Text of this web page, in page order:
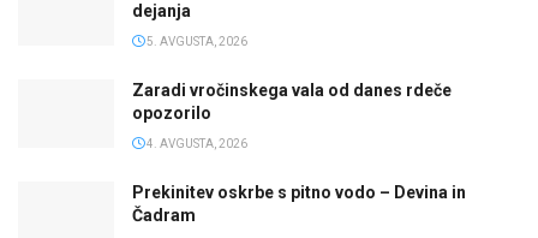
dejanja
5. AVGUSTA, 2026
Zaradi vročinskega vala od danes rdeče
opozorilo
4. AVGUSTA, 2026
Prekinitev oskrbe s pitno vodo – Devina in
Čadram